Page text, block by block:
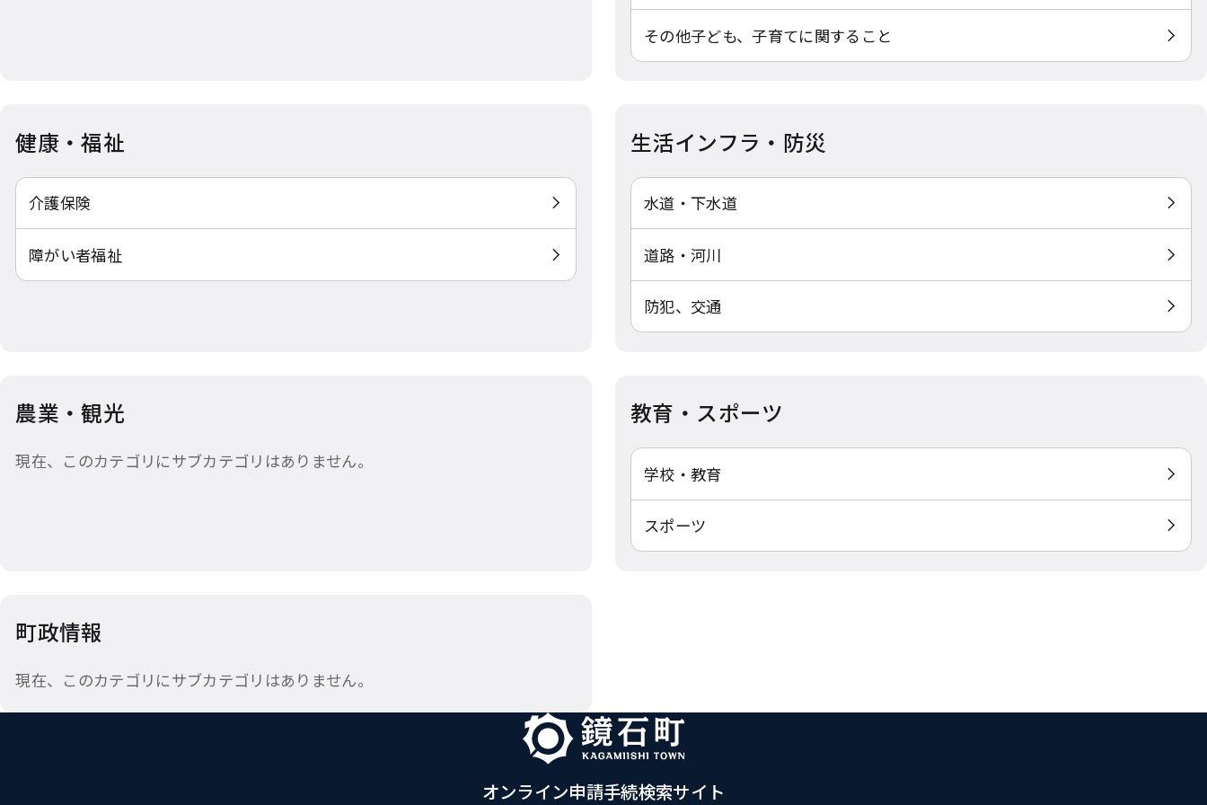
その他子ども、子育てに関すること
健康・福祉
介護保険
障がい者福祉
生活インフラ・防災
水道・下水道
道路・河川
防犯、交通
農業・観光
現在、このカテゴリにサブカテゴリはありません。
教育・スポーツ
学校・教育
スポーツ
町政情報
現在、このカテゴリにサブカテゴリはありません。
オンライン申請手続検索サイト